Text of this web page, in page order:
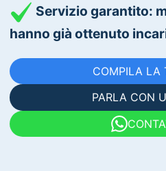
Servizio garantito:
hanno già ottenuto
COMPILA LA
PARLA CON